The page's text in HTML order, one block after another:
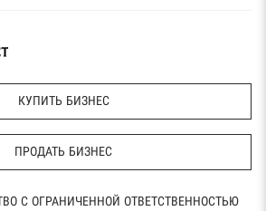
КУПИТЬ БИЗНЕС
ПРОДАТЬ БИЗНЕС
С ОГРАНИЧЕННОЙ ОТВЕТСТВЕННОСТЬЮ